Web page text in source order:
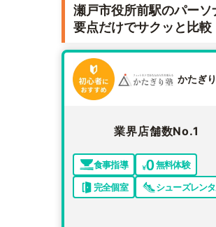
瀬戸市役所前駅のパーソ
要点だけでサクッと比較
かたぎ
業界店舗数No.1
食事指導
無料体験
完全個室
シューズレン